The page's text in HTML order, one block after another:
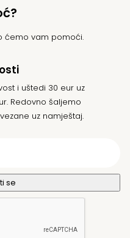
ćemo vam pomoći.
i uštedi 30 eur uz
Redovno šaljemo
uz namještaj.